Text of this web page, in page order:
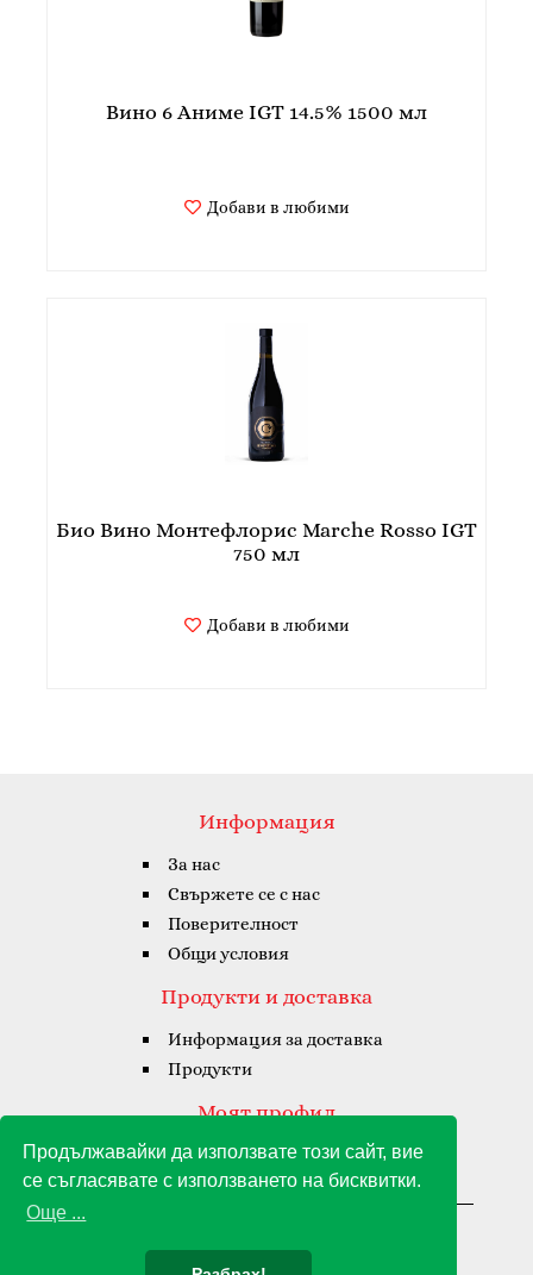
Продължавайки да използвате този сайт, вие
се съгласявате с използването на бисквитки.
Още ...
Вино 6 Аниме IGT 14.5% 1500 мл
Добави в любими
Био Вино Монтефлорис Marche Rosso IGT
750 мл
Добави в любими
Информация
За нас
Свържете се с нас
Поверителност
Общи условия
Продукти и доставка
Информация за доставка
Продукти
Моят профил
Моят профил
Хронология на поръчките